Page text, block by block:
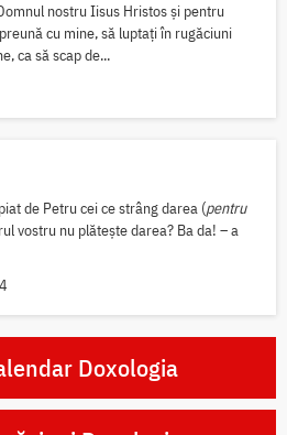
nostru Iisus Hristos și pentru
cu mine, să luptați în rugăciuni
ca să scap de...
de Petru cei ce strâng darea (pentru
vostru nu plătește darea? Ba da! – a
Doxologia